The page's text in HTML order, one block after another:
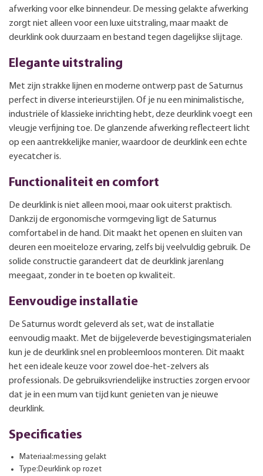
afwerking voor elke binnendeur. De messing gelakte afwerking
zorgt niet alleen voor een luxe uitstraling, maar maakt de
deurklink ook duurzaam en bestand tegen dagelijkse slijtage.
Elegante uitstraling
Met zijn strakke lijnen en moderne ontwerp past de Saturnus
perfect in diverse interieurstijlen. Of je nu een minimalistische,
industriële of klassieke inrichting hebt, deze deurklink voegt een
vleugje verfijning toe. De glanzende afwerking reflecteert licht
op een aantrekkelijke manier, waardoor de deurklink een echte
eyecatcher is.
Functionaliteit en comfort
De deurklink is niet alleen mooi, maar ook uiterst praktisch.
Dankzij de ergonomische vormgeving ligt de Saturnus
comfortabel in de hand. Dit maakt het openen en sluiten van
deuren een moeiteloze ervaring, zelfs bij veelvuldig gebruik. De
solide constructie garandeert dat de deurklink jarenlang
meegaat, zonder in te boeten op kwaliteit.
Eenvoudige installatie
De Saturnus wordt geleverd als set, wat de installatie
eenvoudig maakt. Met de bijgeleverde bevestigingsmaterialen
kun je de deurklink snel en probleemloos monteren. Dit maakt
het een ideale keuze voor zowel doe-het-zelvers als
professionals. De gebruiksvriendelijke instructies zorgen ervoor
dat je in een mum van tijd kunt genieten van je nieuwe
deurklink.
Specificaties
Materiaal:messing gelakt
Type:Deurklink op rozet